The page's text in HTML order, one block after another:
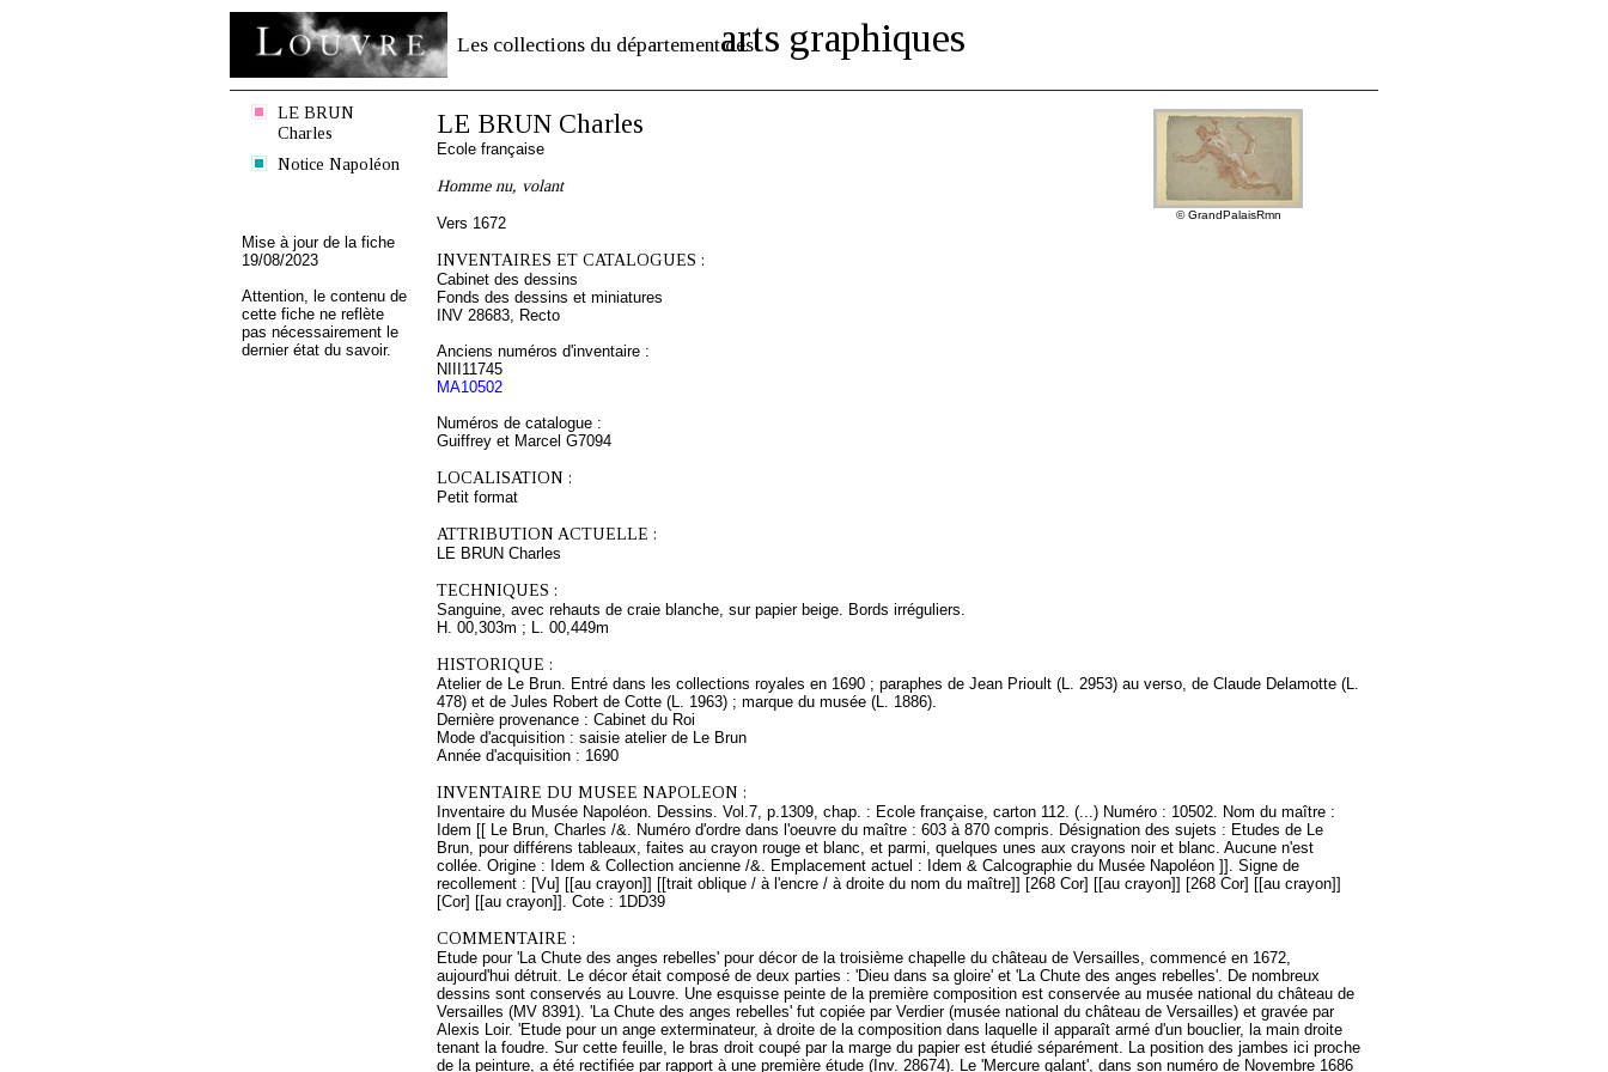
Les collections du département desarts graphiques
LE BRUN
Charles
Notice Napoléon
Mise à jour de la fiche
19/08/2023
Attention, le contenu de
cette fiche ne reflète
pas nécessairement le
dernier état du savoir.
© GrandPalaisRmn
LE BRUN Charles
Ecole française
Homme nu, volant
Vers 1672
INVENTAIRES ET CATALOGUES :
Cabinet des dessins
Fonds des dessins et miniatures
INV 28683, Recto
Anciens numéros d'inventaire :
NIII11745
MA10502
Numéros de catalogue :
Guiffrey et Marcel G7094
LOCALISATION :
Petit format
ATTRIBUTION ACTUELLE :
LE BRUN Charles
TECHNIQUES :
Sanguine, avec rehauts de craie blanche, sur papier beige. Bords irréguliers.
H. 00,303m ; L. 00,449m
HISTORIQUE :
Atelier de Le Brun. Entré dans les collections royales en 1690 ; paraphes de Jean Prioult (L. 2953) au verso, de Claude Delamotte (L.
478) et de Jules Robert de Cotte (L. 1963) ; marque du musée (L. 1886).
Dernière provenance : Cabinet du Roi
Mode d'acquisition : saisie atelier de Le Brun
Année d'acquisition : 1690
INVENTAIRE DU MUSEE NAPOLEON :
Inventaire du Musée Napoléon. Dessins. Vol.7, p.1309, chap. : Ecole française, carton 112. (...) Numéro : 10502. Nom du maître :
Idem [[ Le Brun, Charles /&. Numéro d'ordre dans l'oeuvre du maître : 603 à 870 compris. Désignation des sujets : Etudes de Le
Brun, pour différens tableaux, faites au crayon rouge et blanc, et parmi, quelques unes aux crayons noir et blanc. Aucune n'est
collée. Origine : Idem & Collection ancienne /&. Emplacement actuel : Idem & Calcographie du Musée Napoléon ]]. Signe de
recollement : [Vu] [[au crayon]] [[trait oblique / à l'encre / à droite du nom du maître]] [268 Cor] [[au crayon]] [268 Cor] [[au crayon]]
[Cor] [[au crayon]]. Cote : 1DD39
COMMENTAIRE :
Etude pour 'La Chute des anges rebelles' pour décor de la troisième chapelle du château de Versailles, commencé en 1672,
aujourd'hui détruit. Le décor était composé de deux parties : 'Dieu dans sa gloire' et 'La Chute des anges rebelles'. De nombreux
dessins sont conservés au Louvre. Une esquisse peinte de la première composition est conservée au musée national du château de
Versailles (MV 8391). 'La Chute des anges rebelles' fut copiée par Verdier (musée national du château de Versailles) et gravée par
Alexis Loir. 'Etude pour un ange exterminateur, à droite de la composition dans laquelle il apparaît armé d'un bouclier, la main droite
tenant la foudre. Sur cette feuille, le bras droit coupé par la marge du papier est étudié séparément. La position des jambes ici proche
de la peinture, a été rectifiée par rapport à une première étude (Inv. 28674). Le 'Mercure galant', dans son numéro de Novembre 1686